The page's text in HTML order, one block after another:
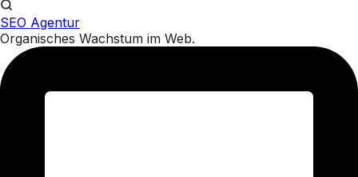
SEO Agentur
Organisches Wachstum im Web.